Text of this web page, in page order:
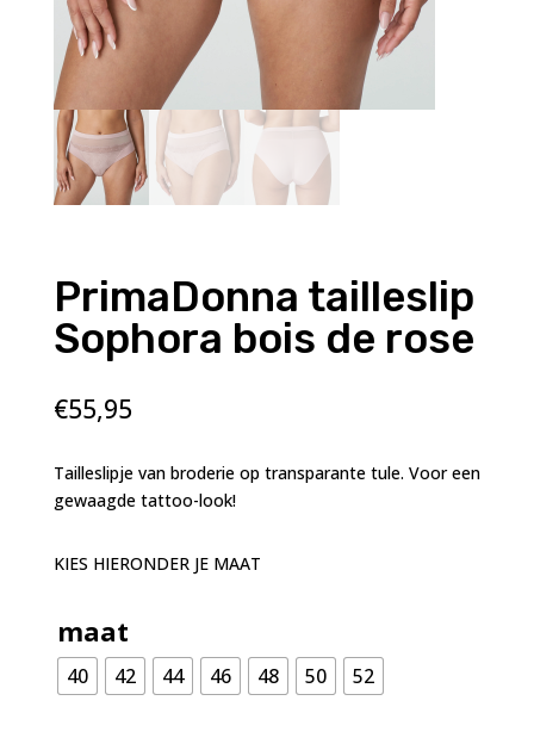
PrimaDonna tailleslip
Sophora bois de rose
€55,95
Tailleslipje van broderie op transparante tule. Voor een
gewaagde tattoo-look!
KIES HIERONDER JE MAAT
maat
40 42 44 46 48 50 52